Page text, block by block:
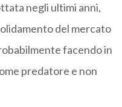
negli ultimi anni,
del mercato
facendo in
predatore e non